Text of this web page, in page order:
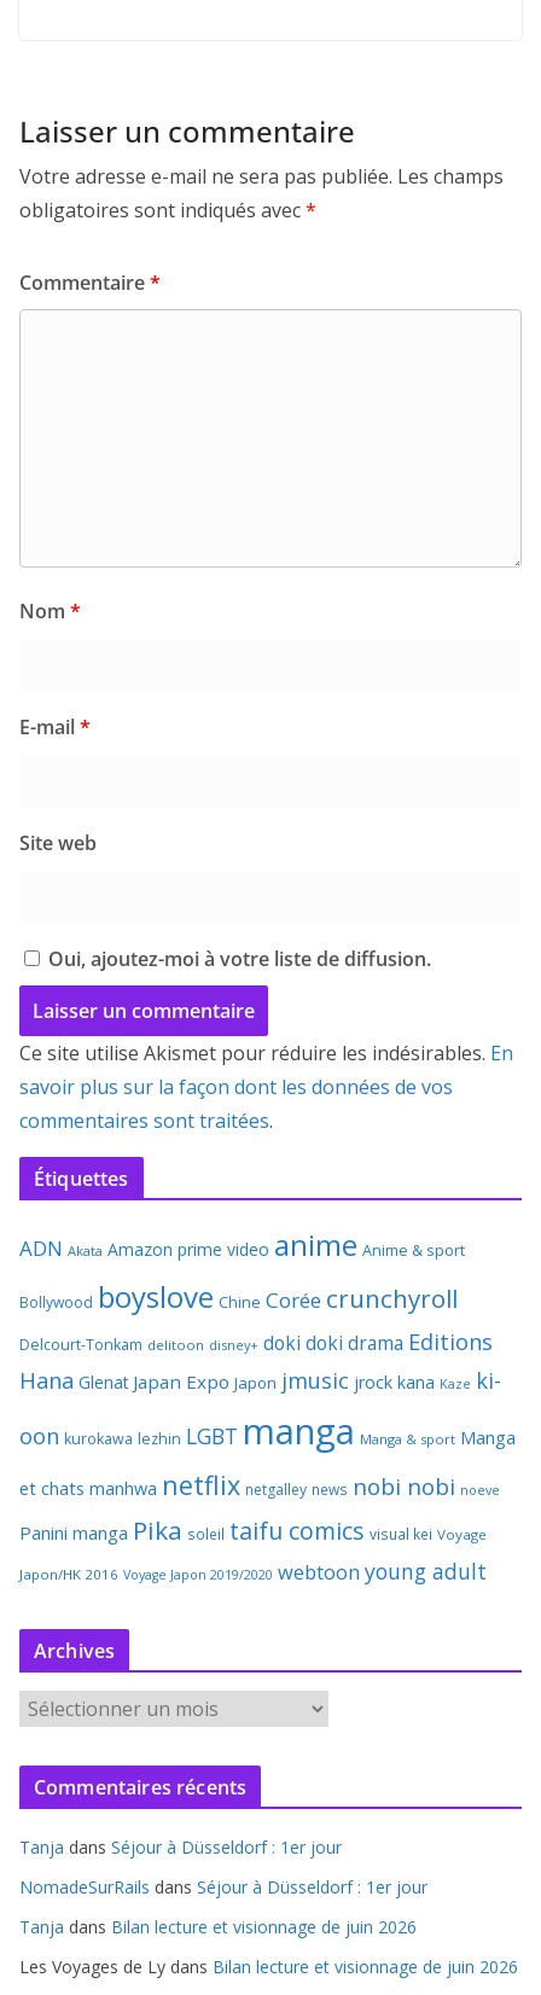
Laisser un commentaire
Votre adresse e-mail ne sera pas publiée. Les champs
obligatoires sont indiqués avec*
Commentaire*
Nom *
E-mail*
Site web
Oui, ajoutez-moi à votre liste de diffusion.
Ce site utilise Akismet pour réduire les indésirables. En
savoir plus sur la façon dont les données de vos
commentaires sont traitées.
Étiquettes
ADN Akata Amazon prime video anime Anime & sport
Bollywood boyslove Chine Corée crunchyroll
Delcourt-Tonkam delitoon disney+ doki doki drama Editions
Hana Glenat Japan Expo Japon jmusic jrock kana Kaze ki-
oon kurokawa lezhin LGBT manga Manga & sport Manga
et chats manhwa netflix netgalley news nobi nobi noeve
Panini manga Pika soleil taifu comics visual kei Voyage
Japon/HK 2016 Voyage Japon 2019/2020 webtoon young adult
Archives
r
c
v
e
s
Commentaires récents
Tanja dans Séjour à Düsseldorf : 1er jour
NomadeSurRails dans Séjour à Düsseldorf : 1er jour
Tanja dans Bilan lecture et visionnage de juin 2026
Les Voyages de Ly dans Bilan lecture et visionnage de juin 2026